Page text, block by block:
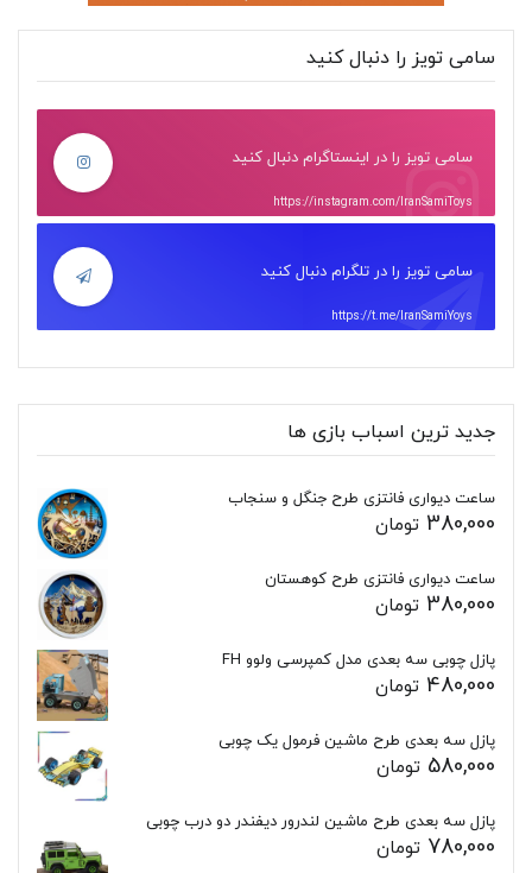
سامی تویز را دنبال کنید
سامی تویز را در اینستاگرام دنبال کنید
https://instagram.com/IranSamiToys
سامی تویز را در تلگرام دنبال کنید
https://t.me/IranSamiYoys
جدید ترین اسباب بازی ها
ساعت دیواری فانتزی طرح جنگل و سنجاب
380,000 تومان
ساعت دیواری فانتزی طرح کوهستان
380,000 تومان
پازل چوبی سه بعدی مدل کمپرسی ولوو FH
480,000 تومان
پازل سه بعدی طرح ماشین فرمول یک چوبی
580,000 تومان
پازل سه بعدی طرح ماشین لندرور دیفندر دو درب چوبی
780,000 تومان